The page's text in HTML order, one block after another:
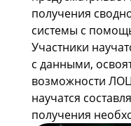
получения
системы с
Участники
с данными,
возможности
научатся
получения